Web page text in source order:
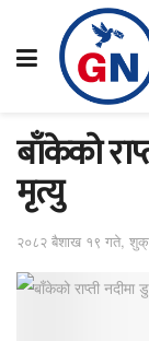
बाँकेको
मृत्यु
२०८२ बैशाख १९ गते,